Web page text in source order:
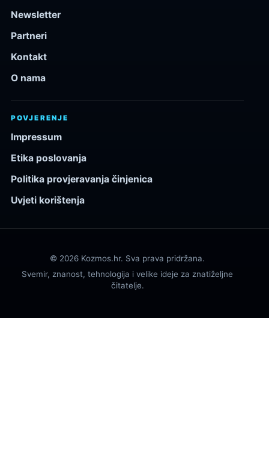
Newsletter
Partneri
Kontakt
O nama
POVJERENJE
Impressum
Etika poslovanja
Politika provjeravanja činjenica
Uvjeti korištenja
© 2026 Kozmos.hr. Sva prava pridržana.
Svemir, znanost, tehnologija i velike ideje za znatiželjne
čitatelje.